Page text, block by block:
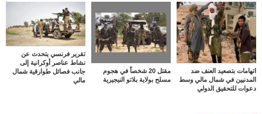
اتهامات بتصعيد العنف ضد
المدنيين في شمال مالي وسط
دعوات للتحقيق الدولي
مقتل 20 شخصاً في هجوم
مسلح بولاية بلاتو النيجيرية
تقرير فرنسي يتحدث عن
نشاط عناصر أوكرانية إلى
جانب فصائل طوارقية شمال
مالي